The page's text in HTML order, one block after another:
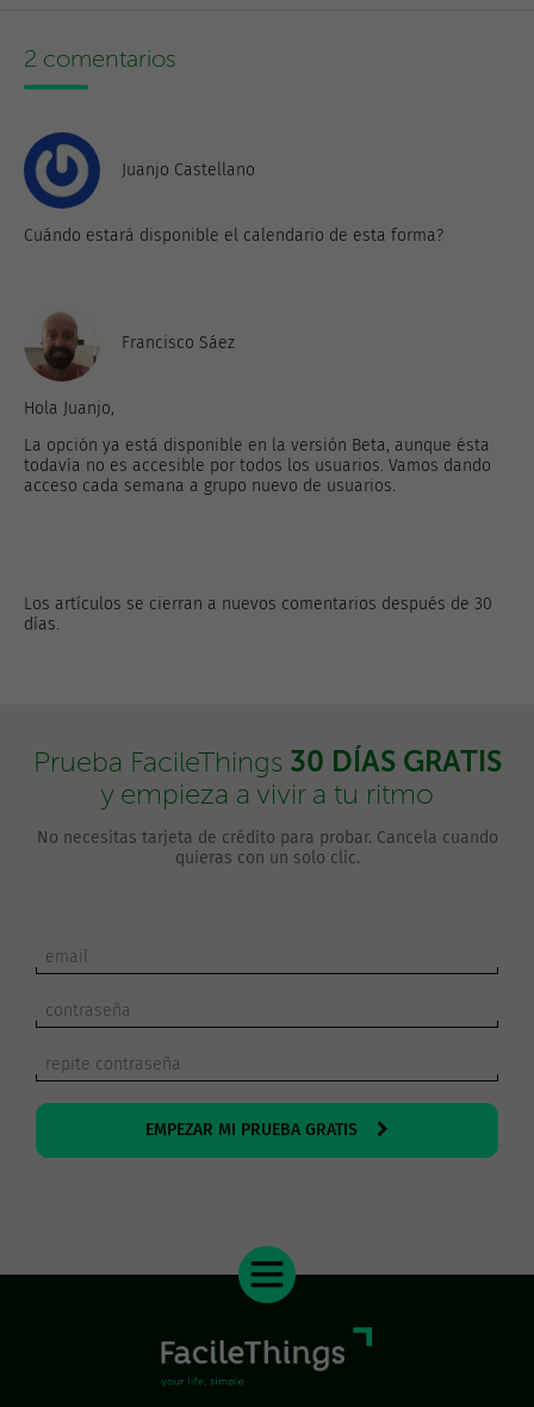
2 comentarios
Juanjo Castellano
Cuándo estará disponible el calendario de esta forma?
Francisco Sáez
Hola Juanjo,
La opción ya está disponible en la versión Beta, aunque ésta
todavía no es accesible por todos los usuarios. Vamos dando
acceso cada semana a grupo nuevo de usuarios.
Los artículos se cierran a nuevos comentarios después de 30
días.
Prueba FacileThings 30 DÍAS GRATIS
y empieza a vivir a tu ritmo
No necesitas tarjeta de crédito para probar. Cancela cuando
quieras con un solo clic.